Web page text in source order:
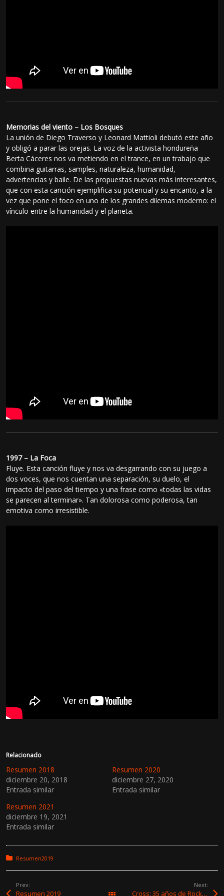
Memorias del viento – Los Bosques
La unión de Diego Traverso y Leonard Mattioli debutó este año
y obligó a parar las orejas. La voz de la activista hondureña
Berta Cáceres nos va metiendo en el trance, en un trabajo que
combina guitarras, samples, naturaleza, humanidad,
advertencias y baile. De las propuestas nuevas más interesantes,
que con esta canción ejemplifica su potencial y su encanto, a la
vez que pone el foco en uno de los grandes dilemas moderno: el
vínculo entre la humanidad y el planeta.
1997 – La Foca
Fluye. Esta canción fluye y nos va desgarrando con su juego a
dos voces, que nos cuentan una separación, su duelo, el
impacto del paso del tiempo y una frase como «todas las vidas
se parecen al terminar». Tan dolorosa como poderosa, tan
emotiva como irresistible.
Relacionado
Resumen 2018
diciembre 20, 2018
Entrada similar
Resumen 2020
diciembre 27, 2020
Entrada similar
Resumen 2021
diciembre 19, 2021
Entrada similar
Posted in:
Resumen2019
Prev:
Resumen 2019
Next:
Cross: 35 años de Rock & Roll crudo y salvaje